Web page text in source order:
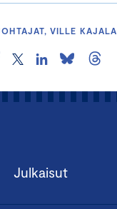
VILLE KAJALA
Julkaisut